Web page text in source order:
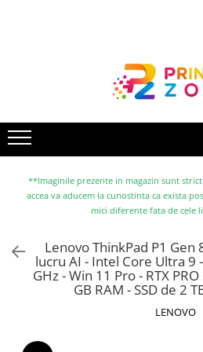
Imprimante cu jet
Multifunctionale laser
Multifunctionale cu jet
Imprimante etichete
Scanere
Imprimante matriciale
Accesorii imprimante
Piese schimb
**Imaginile prezente in magazin sunt
accea va aducem la cunostinta ca exista
mici diferente fata de cele
Lenovo ThinkPad P1 Gen
lucru AI - Intel Core Ultra 9
GHz - Win 11 Pro - RTX
GB RAM - SSD de 2
LENOVO